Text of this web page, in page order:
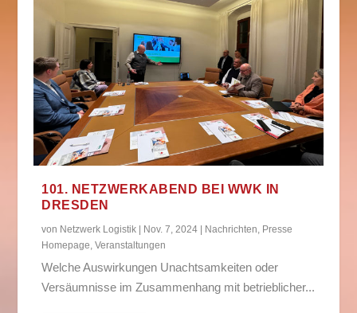
101. NETZWERKABEND BEI WWK IN
DRESDEN
von Netzwerk Logistik | Nov. 7, 2024 | Nachrichten Presse
Homepage ,Veranstaltungen
Welche Auswirkungen Unachtsamkeiten oder
Versäumnisse im Zusammenhang mit betrieblicher...